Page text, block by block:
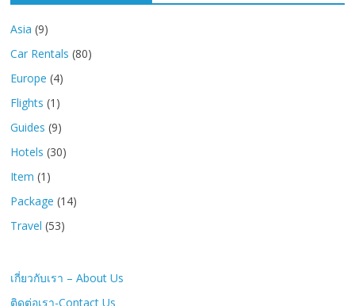
Asia (9)
Car Rentals (80)
Europe (4)
Flights (1)
Guides (9)
Hotels (30)
Item (1)
Package (14)
Travel (53)
เกี่ยวกับเรา – About Us
ติดต่อเรา-Contact Us